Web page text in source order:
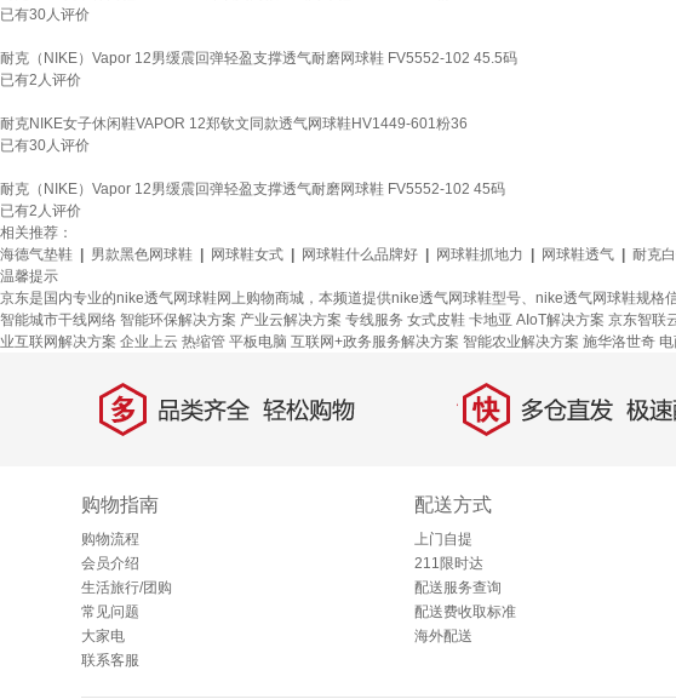
已有30人评价
耐克（NIKE）Vapor 12男缓震回弹轻盈支撑透气耐磨网球鞋 FV5552-102 45.5码
已有2 人评价
耐克NIKE女子休闲鞋VAPOR 12郑钦文同款透气网球鞋HV1449-601粉36
已有30人评价
耐克（NIKE）Vapor 12男缓震回弹轻盈支撑透气耐磨网球鞋 FV5552-102 45码
已有2 人评价
相关推荐：
海德气垫鞋
男款黑色网球鞋 网球鞋女式 网球鞋什么品牌好 网球鞋抓地力 网球鞋透气 耐克
温馨提示
京东是国内专业的nike透气网球鞋网上购物商城，本频道提供nike透气网球鞋型号、nike透气网球鞋规
智能城市干线网络 智能环保解决方案 产业云解决方案 专线服务 女式皮鞋 卡地亚 AIoT解决方案 京东智联
业互联网解决方案 企业上云 热缩管 平板电脑 互联网+政务服务解决方案 智能农业解决方案 施华洛世奇
多 品类齐全，轻松购物 快 多仓直发，极速
购物指南
购物流程
会员介绍
生活旅行/团购
常见问题
大家电
联系客服
配送方式
上门自提
211限时达
配送服务查询
配送费收取标准
海外配送